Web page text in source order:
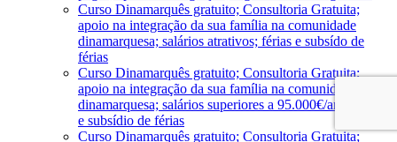
Curso Dinamarquês gratuito; Consultoria Gratuita;
apoio na integração da sua família na comunidade
dinamarquesa; salários atrativos; férias e subsído de
férias
Curso Dinamarquês gratuito; Consultoria Gratuita;
apoio na integração da sua família na comunidade
dinamarquesa; salários superiores a 95.000€/ano; férias
e subsídio de férias
Curso Dinamarquês gratuito; Consultoria Gratuita;